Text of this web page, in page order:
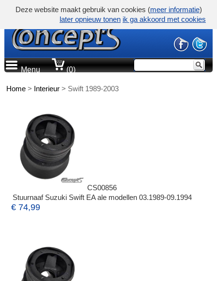
Menu (0)
Home > Interieur > Swift 1989-2003
CS00856
Stuurnaaf Suzuki Swift EA ale modellen 03.1989-09.1994
€ 74,99
Deze website maakt gebruik van cookies (meer informatie)
later opnieuw tonen ik ga akkoord met cookies